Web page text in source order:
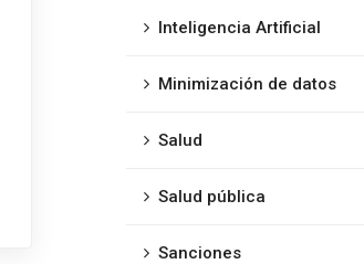
Inteligencia Artificial
Minimización de datos
Salud
Salud pública
Sanciones